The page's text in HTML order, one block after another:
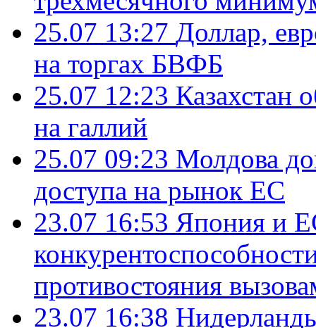
25.07 13:27 Доллар,
на торгах БВФБ
25.07 12:23 Казахстан
на галлий
25.07 09:23 Молдова
доступа на рынок ЕС
23.07 16:53 Япония и
противостояния
23.07 16:38